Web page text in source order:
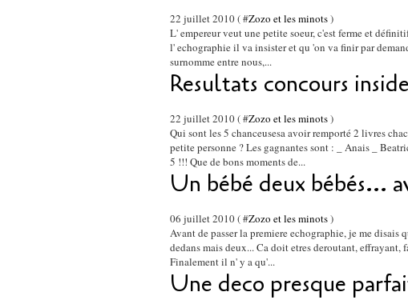
22 juillet 2010 ( #Zozo et les minots)
L' empereur veut une petite soeur, c'est ferme et
l' echographie il va insister et qu 'on va finir par
surnomme entre nous,...
Resultats concours
22 juillet 2010 ( #Zozo et les minots)
Qui sont les 5 chanceusesa avoir remporté 2 livres
petite personne ? Les gagnantes sont : _ Anais _
5 !!! Que de bons moments de...
Un bébé deux bébés...
06 juillet 2010 ( #Zozo et les minots)
Avant de passer la premiere echographie, je me
dedans mais deux... Ca doit etres deroutant,
Finalement il n' y a qu'...
Une deco presque